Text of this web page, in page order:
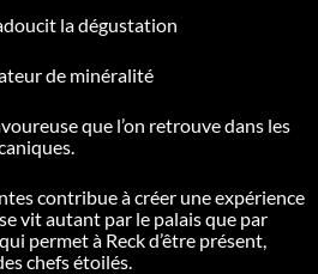
la dégustation
de minéralité
que l’on retrouve dans les
contribue à créer une expérience
vit autant par le palais que par
permet à Reck d’être présent,
chefs étoilés.